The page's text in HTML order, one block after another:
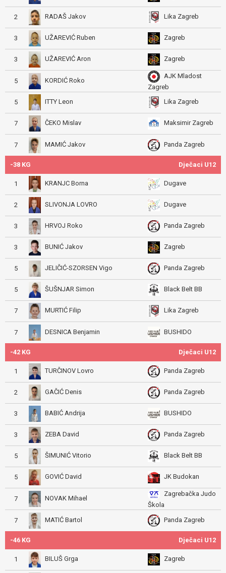
2 RADAŠ Jakov Lika Zagreb
3 UŽAREVIĆ Ruben Zagreb
3 UŽAREVIĆ Aron Zagreb
5 KORDIĆ Roko
AJK Mladost
Zagreb
5
ITTY Leon Lika Zagreb
7 ČEKO Mislav Maksimir Zagreb
7 MAMIĆ Jakov Panda Zagreb
-38 KG Dječaci U12
1 KRANJC Borna Dugave
2 SLIVONJA LOVRO Dugave
3 HRVOJ Roko Panda Zagreb
3 BUNIĆ Jakov Zagreb
5 JELIČIĆ-SZORSEN Vigo Panda Zagreb
5 ŠUŠNJAR Simon Black Belt BB
7 MURTIĆ Filip Lika Zagreb
7 DESNICA Benjamin BUSHIDO
-42 KG Dječaci U12
1 TURČINOV Lovro Panda Zagreb
2 GAČIĆ Denis Panda Zagreb
3 BABIĆ Andrija BUSHIDO
3 ZEBA David Panda Zagreb
5 ŠIMUNIĆ Vitorio Black Belt BB
5 GOVIĆ David JK Budokan
7 NOVAK Mihael
Zagrebačka Judo
Škola
7 MATIĆ Bartol Panda Zagreb
-46 KG Dječaci U12
1 BILUŠ Grga Zagreb